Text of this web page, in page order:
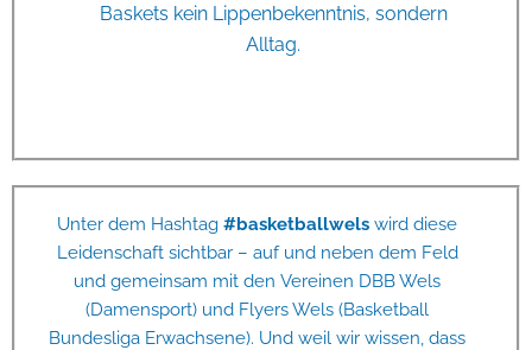
Baskets kein Lippenbekenntnis, sondern
Alltag.
Unter dem Hashtag#basketballwels wird diese
Leidenschaft sichtbar – auf und neben dem Feld
und gemeinsam mit den Vereinen DBB Wels
(Damensport) und Flyers Wels (Basketball
Bundesliga Erwachsene). Und weil wir wissen, dass